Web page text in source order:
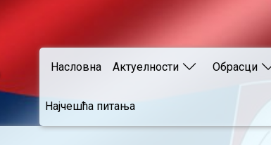
main
Main navigation
Насловна Актуелности Обрасци
Најчешћа питања